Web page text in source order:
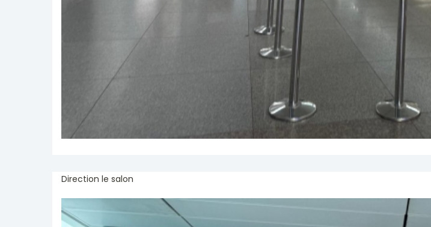
Direction le salon